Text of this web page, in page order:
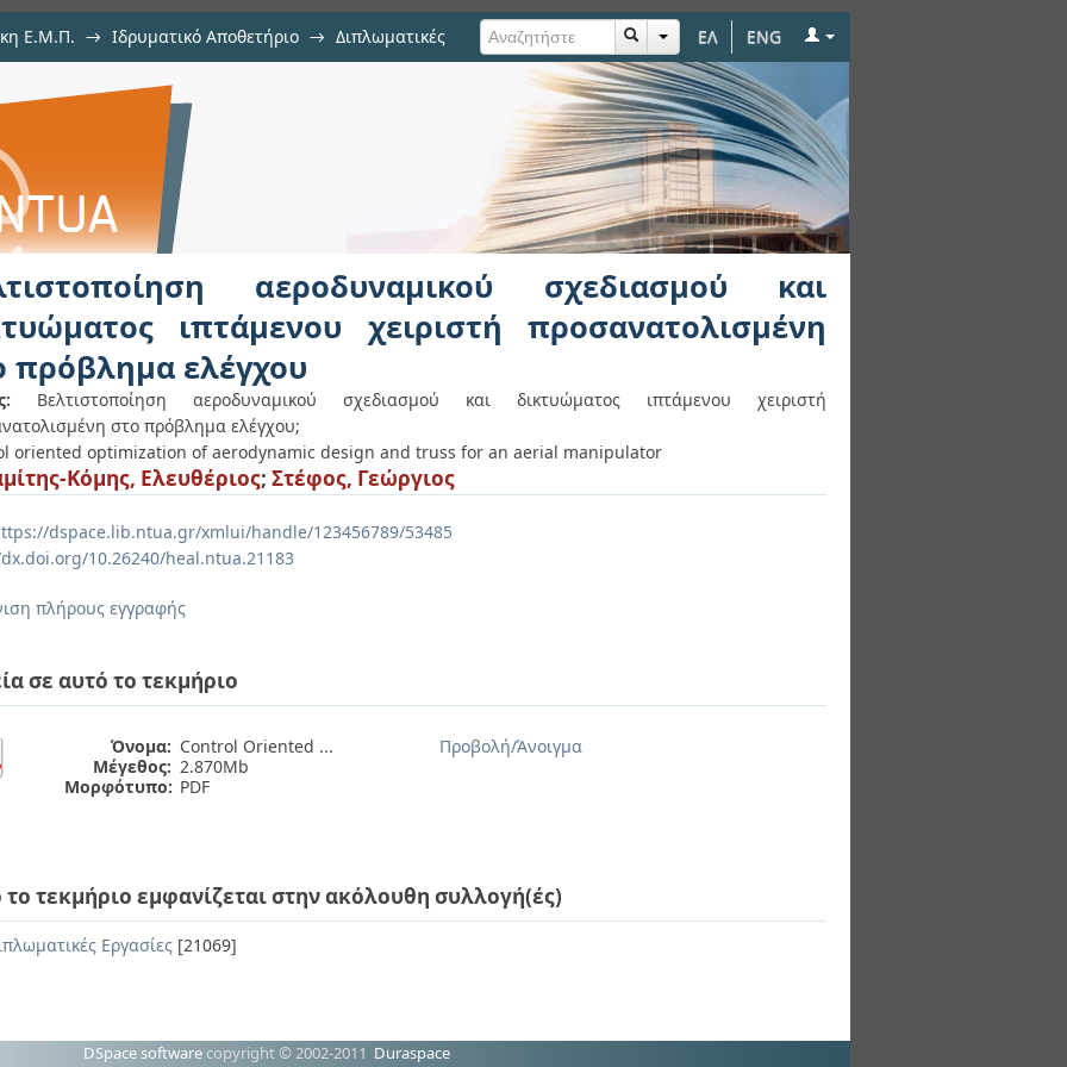
ΕΛ ENG
Ε.Μ.Π. → Ιδρυματικό Αποθετήριο → Διπλωματικές
σχεδιασμού και δικτυώματος ιπτάμενου
στο πρόβλημα ελέγχου
αεροδυναμικού σχεδιασμού και
ιπτάμενου χειριστή προσανατολισμένη
πρόβλημα ελέγχου
Βελτιστοποίηση αεροδυναμικού σχεδιασμού και δικτυώματος ιπτάμενου χειριστή
στο πρόβλημα ελέγχου;
oriented optimization of aerodynamic design and truss for an aerial manipulator
Κόμης, Ελευθέριος; Στέφος, Γεώργιος
dspace.lib.ntua.gr/xmlui/handle/123456789/53485
10.26240/heal.ntua.21183
πλήρους εγγραφής
σε αυτό το τεκμήριο
Όνομα: Control Oriented ...
Μέγεθος: 2.870Mb
Μορφότυπο: PDF
Προβολή/Άνοιγμα
το τεκμήριο εμφανίζεται στην ακόλουθη συλλογή(ές)
Εργασίες [21069]
DSpace software copyright © 2002-2011 Duraspace